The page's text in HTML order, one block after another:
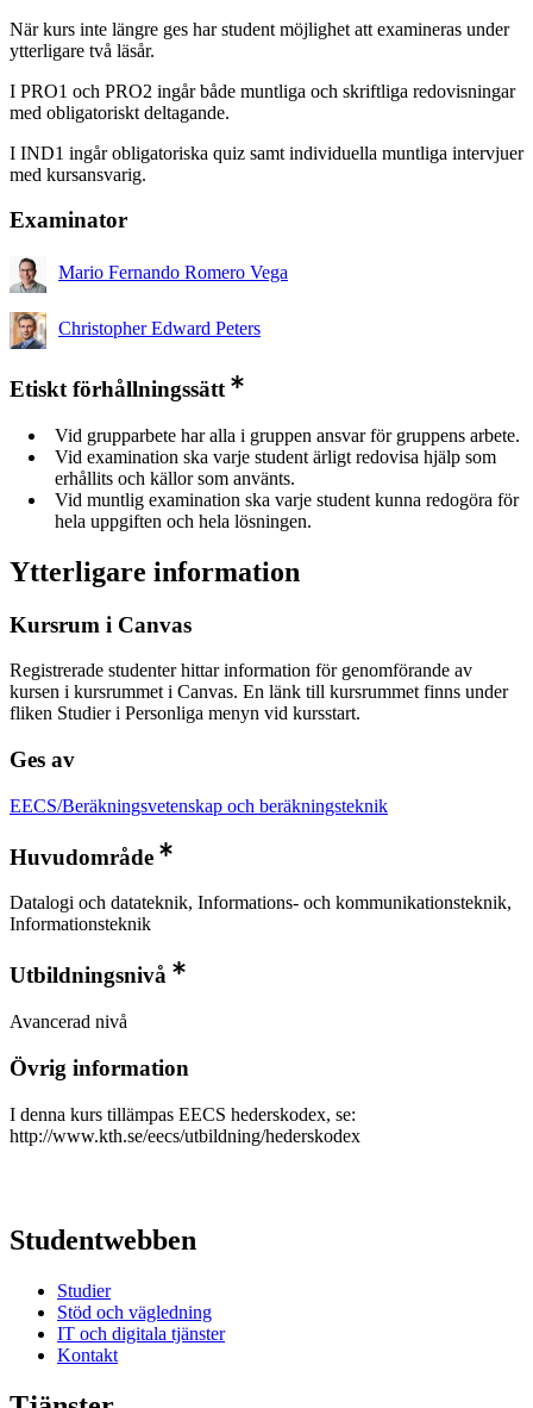
När kurs inte längre ges har student möjlighet att examineras under
ytterligare två läsår.
I PRO1 och PRO2 ingår både muntliga och skriftliga redovisningar
med obligatoriskt deltagande.
I IND1 ingår obligatoriska quiz samt individuella muntliga intervjuer
med kursansvarig.
Examinator
Mario Fernando Romero Vega
Christopher Edward Peters
Etiskt förhållningssätt
Vid grupparbete har alla i gruppen ansvar för gruppens arbete.
Vid examination ska varje student ärligt redovisa hjälp som
erhållits och källor som använts.
Vid muntlig examination ska varje student kunna redogöra för
hela uppgiften och hela lösningen.
Ytterligare information
Kursrum i Canvas
Registrerade studenter hittar information för genomförande av
kursen i kursrummet i Canvas. En länk till kursrummet finns under
fliken Studier i Personliga menyn vid kursstart.
Ges av
EECS/Beräkningsvetenskap och beräkningsteknik
Huvudområde
Datalogi och datateknik, Informations- och kommunikationsteknik,
Informationsteknik
Utbildningsnivå
Avancerad nivå
Övrig information
I denna kurs tillämpas EECS hederskodex, se:
http://www.kth.se/eecs/utbildning/hederskodex
Studentwebben
Studier
Stöd och vägledning
IT och digitala tjänster
Kontakt